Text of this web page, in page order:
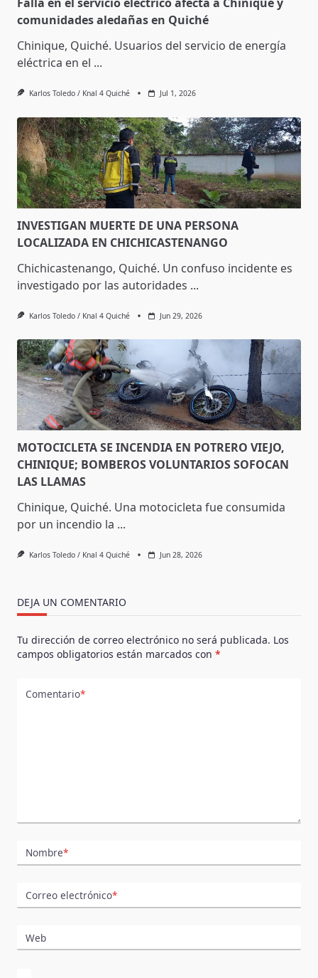
comunidades aledañas en Quiché
Chinique, Quiché. Usuarios del servicio de energía
eléctrica en el ...
Karlos Toledo / Knal 4 Quiché Jul 1, 2026
INVESTIGAN MUERTE DE UNA PERSONA
LOCALIZADA EN CHICHICASTENANGO
Chichicastenango, Quiché. Un confuso incidente es
investigado por las autoridades ...
Karlos Toledo / Knal 4 Quiché Jun 29, 2026
MOTOCICLETA SE INCENDIA EN POTRERO VIEJO,
CHINIQUE; BOMBEROS VOLUNTARIOS SOFOCAN
LAS LLAMAS
Chinique, Quiché. Una motocicleta fue consumida
por un incendio la ...
Karlos Toledo / Knal 4 Quiché Jun 28, 2026
DEJA UN COMENTARIO
Tu dirección de correo electrónico no será publicada. Los
campos obligatorios están marcados con *
Comentario*
Nombre*
Correo electrónico*
Web